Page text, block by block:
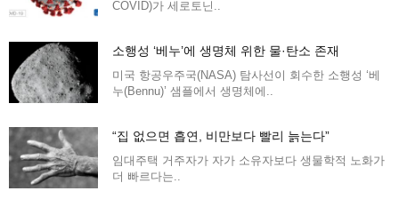
COVID)가 세로토닌..
소행성 ‘베누’에 생명체 위한 물·탄소 존재
미국 항공우주국(NASA) 탐사선이 회수한 소행성 ‘베
누(Bennu)’ 샘플에서 생명체에..
“집 없으면 흡연, 비만보다 빨리 늙는다”
임대주택 거주자가 자가 소유자보다 생물학적 노화가
더 빠르다는..